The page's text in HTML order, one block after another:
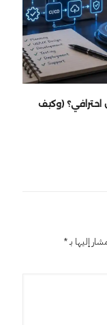
احترافي؟ (وكيف
إليها بـ*